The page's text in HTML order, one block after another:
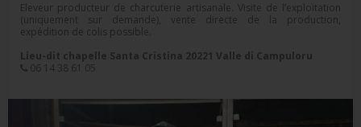
Eleveur producteur de charcuterie artisanale. Visite de l’exploitation
(uniquement sur demande), vente directe de la production,
expédition de colis possible.
Lieu-dit chapelle Santa Cristina 20221 Valle di Campuloru
06 14 38 61 05